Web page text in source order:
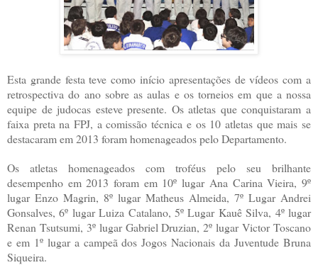
Esta grande festa teve como início apresentações de vídeos com a
retrospectiva do ano sobre as aulas e os torneios em que a nossa
equipe de judocas esteve presente. Os atletas que conquistaram a
faixa preta na FPJ, a comissão técnica e os 10 atletas que mais se
destacaram em 2013 foram homenageados pelo Departamento.
Os atletas homenageados com troféus pelo seu brilhante
desempenho em 2013 foram em 10º lugar Ana Carina Vieira, 9º
lugar Enzo Magrin, 8º lugar Matheus Almeida, 7º Lugar Andrei
Gonsalves, 6º lugar Luiza Catalano, 5º Lugar Kauê Silva, 4º lugar
Renan Tsutsumi, 3º lugar Gabriel Druzian, 2º lugar Victor Toscano
e em 1º lugar a campeã dos Jogos Nacionais da Juventude Bruna
Siqueira.